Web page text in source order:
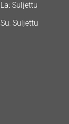
La: Suljettu
Su: Suljettu